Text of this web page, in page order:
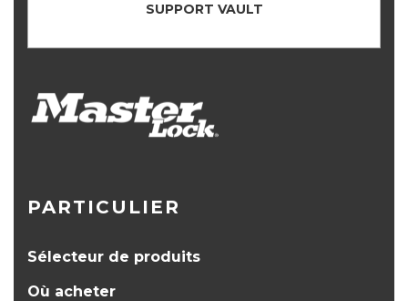
SUPPORT VAULT
PARTICULIER
Sélecteur de produits
Où acheter